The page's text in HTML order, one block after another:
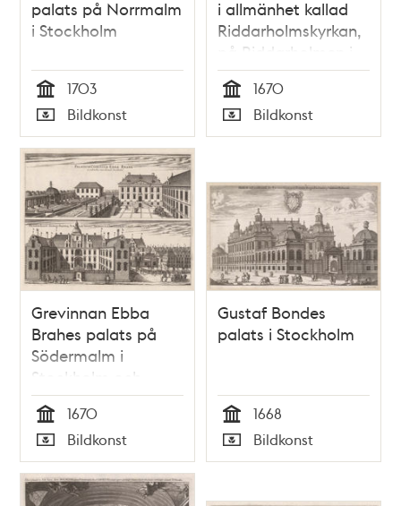
palats på Norrmalm
i Stockholm
Tid
1703
Typ
Bildkonst
i allmänhet kallad
Riddarholmskyrkan,
på Riddarholmen i
Stockholm
Tid
1670
Typ
Bildkonst
Grevinnan Ebba
Brahes palats på
Södermalm i
Stockholm och
riksrådet greve
Bengt Oxienstiernas
palats på
Riddarholmen
Tid
1670
Typ
Bildkonst
Gustaf Bondes
palats i Stockholm
Tid
1668
Typ
Bildkonst